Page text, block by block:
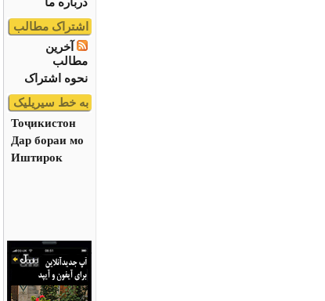
اشتراک مطالب
آخرین
مطالب
نحوه اشتراک
به خط سیریلیک
Тоҷикистон
Дар бораи мо
Иштирок